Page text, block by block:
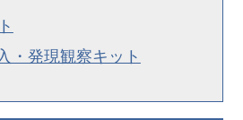
・発現観察キット